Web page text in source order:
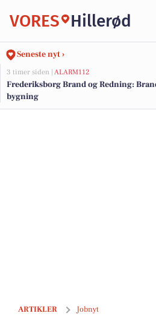
VORES Hillerød
Seneste nyt ›
3 timer siden | ALARM112
Frederiksborg Brand og Redning:
bygning
ARTIKLER Jobnyt
Leder til strategisk udvikling af